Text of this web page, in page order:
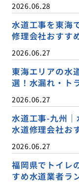
2026.06.28
水道工事を東海
修理会社おすす
2026.06.27
東海エリアの水
選！水漏れ・ト
2026.06.27
水道工事-九州
水道修理会社お
2026.06.27
福岡県でトイレ
すめ水道業者ラ